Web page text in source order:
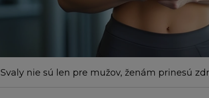
Svaly nie sú len pre mužov, ženám prinesú